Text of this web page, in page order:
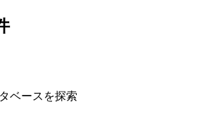
ベースを探索